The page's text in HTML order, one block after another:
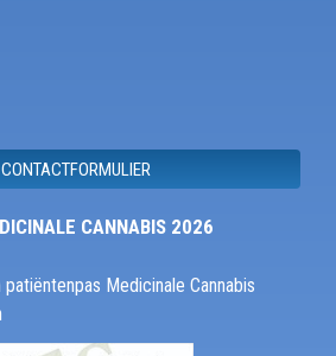
CONTACTFORMULIER
CANNABIS 2026
Medicinale Cannabis